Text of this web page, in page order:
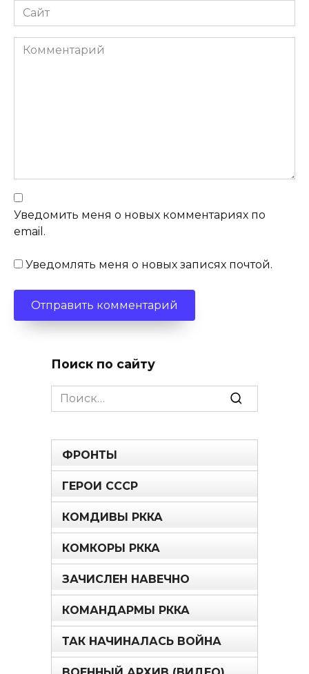
Сайт
Комментарий
Уведомить меня о новых комментариях по
email.
Уведомлять меня о новых записях почтой.
Поиск по сайту
Search
for:
ФРОНТЫ
ГЕРОИ СССР
КОМДИВЫ РККА
КОМКОРЫ РККА
ЗАЧИСЛЕН НАВЕЧНО
КОМАНДАРМЫ РККА
ТАК НАЧИНАЛАСЬ ВОЙНА